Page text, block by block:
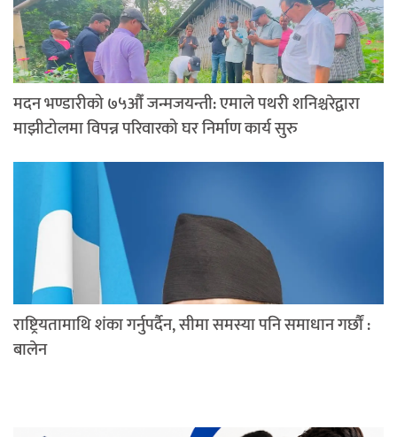
मदन भण्डारीको ७५औँ जन्मजयन्ती: एमाले पथरी शनिश्चरेद्वारा
माझीटोलमा विपन्न परिवारको घर निर्माण कार्य सुरु
राष्ट्रियतामाथि शंका गर्नुपर्दैन, सीमा समस्या पनि समाधान गर्छौं :
बालेन